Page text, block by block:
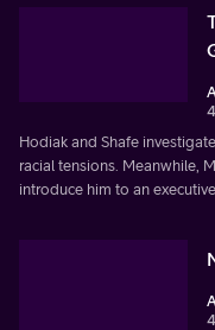
Hodiak and Shafe
racial tensions. Meanwhile,
introduce him to an